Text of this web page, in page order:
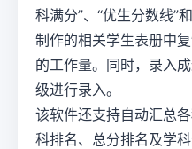
科满分”、“优生分数线”
制作的相关学生表册中
的工作量。同时，录入
级进行录入。
该软件还支持自动汇总
科排名、总分排名及学